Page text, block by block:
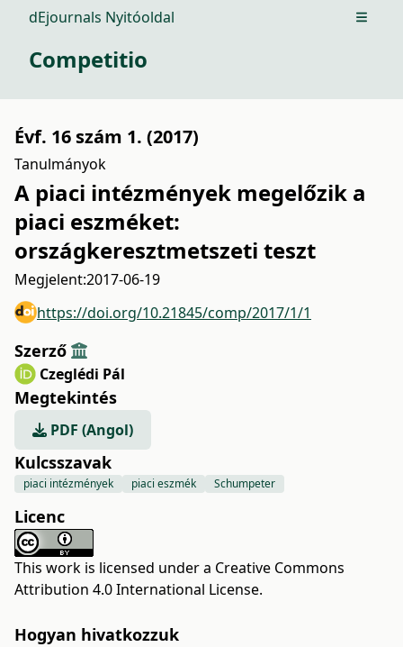
dEjournals Nyitóoldal Open
Competitio
Évf. 16 szám 1. (2017)
Tanulmányok
A piaci intézmények megelőzik a
piaci eszméket:
országkeresztmetszeti teszt
Megjelent:2017-06-19
https://doi.org/10.21845/comp/2017/1/1
Szerző
Czeglédi Pál
Megtekintés
PDF (Angol)
Kulcsszavak
piaci intézmények piaci eszmék Schumpeter
Licenc
This work is licensed under a Creative Commons
Attribution 4.0 International License.
Hogyan hivatkozzuk